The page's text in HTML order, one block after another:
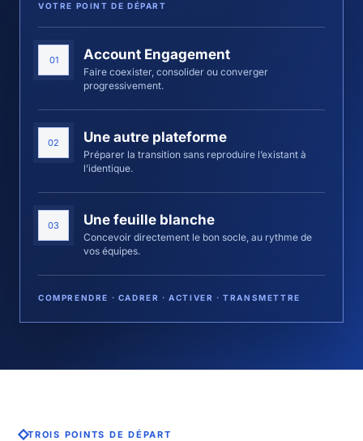
VOTRE POINT DE DÉPART
01 Account Engagement
Faire coexister, consolider ou converger
progressivement.
02 Une autre plateforme
Préparer la transition sans reproduire l’existant à
l’identique.
03 Une feuille blanche
Concevoir directement le bon socle, au rythme de
vos équipes.
COMPRENDRE · CADRER · ACTIVER · TRANSMETTRE
TROIS POINTS DE DÉPART